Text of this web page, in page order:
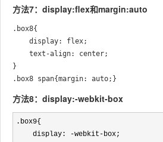
方法7：display:flex和margin:auto
.box8{
}
方法8：display:-webkit-box
.box9{
    display:
-webkit-box;